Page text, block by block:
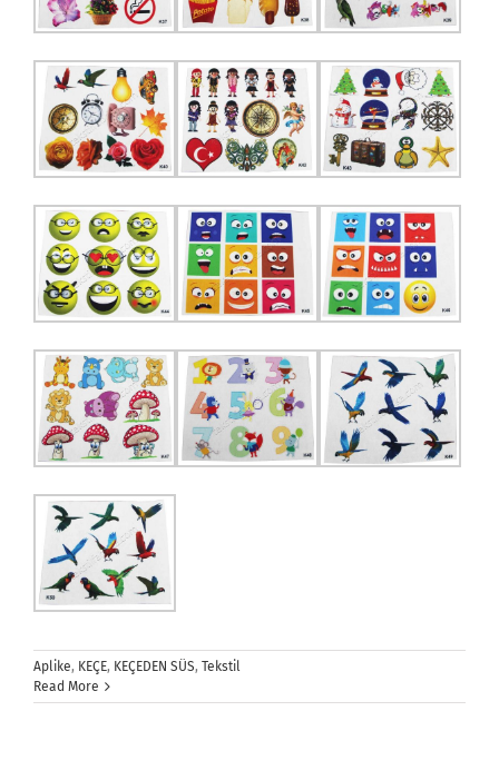
Aplike, KEÇE, KEÇEDEN SÜS, Tekstil
Read More